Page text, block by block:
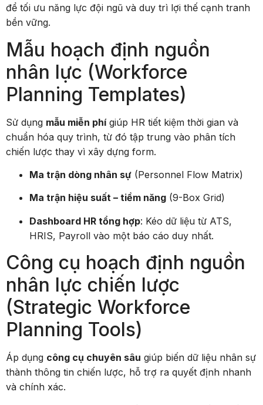
để tối ưu năng lực đội ngũ và duy trì lợi thế cạnh tranh
bền vững.
Mẫu hoạch định nguồn
nhân lực (Workforce
Planning Templates)
Sử dụng mẫu miễn phígiúp HR tiết kiệm thời gian và
chuẩn hóa quy trình, từ đó tập trung vào phân tích
chiến lược thay vì xây dựng form.
Ma trận dòng nhân sự (Personnel Flow Matrix)
Ma trận hiệu suất – tiềm năng (9-Box Grid)
Dashboard HR tổng hợp: Kéo dữ liệu từ ATS,
HRIS, Payroll vào một báo cáo duy nhất.
Công cụ hoạch định nguồn
nhân lực chiến lược
(Strategic Workforce
Planning Tools)
Áp dụng công cụ chuyên sâu giúp biến dữ liệu nhân sự
thành thông tin chiến lược, hỗ trợ ra quyết định nhanh
và chính xác.